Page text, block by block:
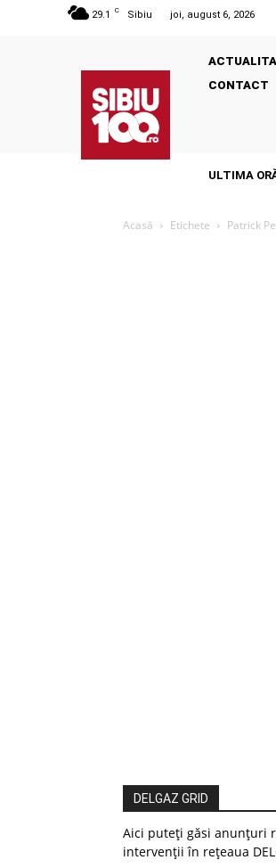
29.1 C Sibiu joi, august 6, 2026
CONTACT
ULTIMA
Acasă Etichete Patrick
DELGAZ GRID
Aici puteți găsi anunțuri
intervenții în rețeaua